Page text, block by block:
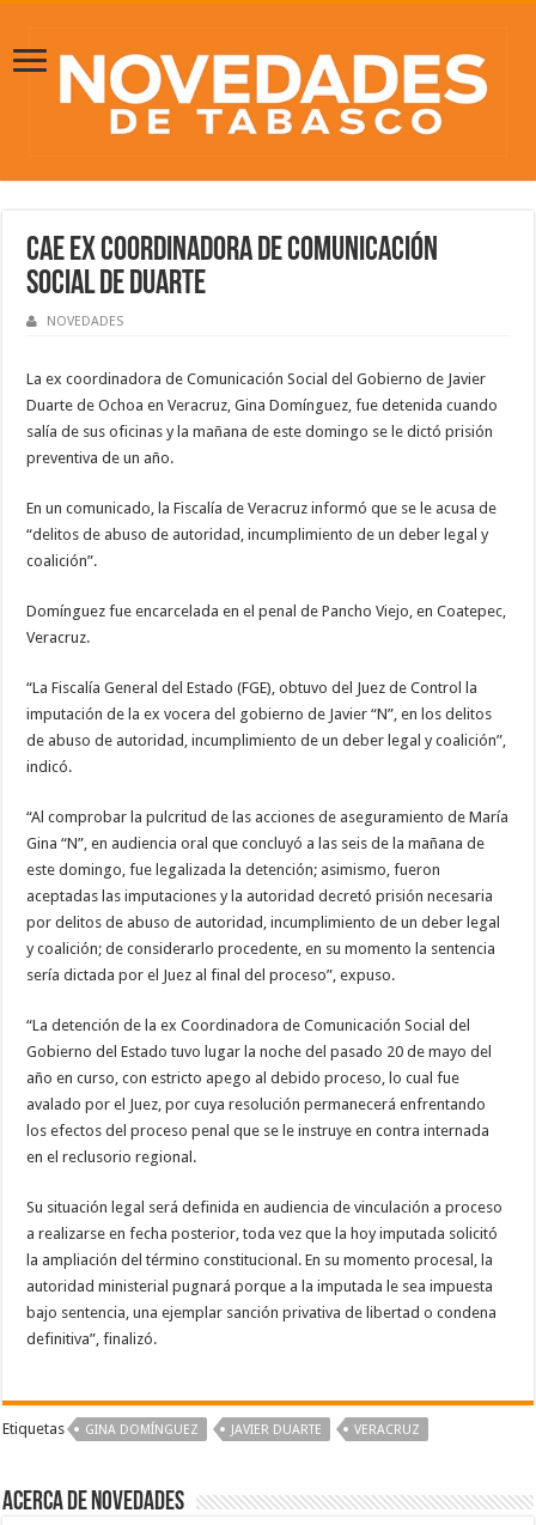
Cae ex coordinadora de Comunicación
Social de Duarte
NOVEDADES
La ex coordinadora de Comunicación Social del Gobierno de Javier
Duarte de Ochoa en Veracruz, Gina Domínguez, fue detenida cuando
salía de sus oficinas y la mañana de este domingo se le dictó prisión
preventiva de un año.
En un comunicado, la Fiscalía de Veracruz informó que se le acusa de
“delitos de abuso de autoridad, incumplimiento de un deber legal y
coalición”.
Domínguez fue encarcelada en el penal de Pancho Viejo, en Coatepec,
Veracruz.
“La Fiscalía General del Estado (FGE), obtuvo del Juez de Control la
imputación de la ex vocera del gobierno de Javier “N”, en los delitos
de abuso de autoridad, incumplimiento de un deber legal y coalición”,
indicó.
“Al comprobar la pulcritud de las acciones de aseguramiento de María
Gina “N”, en audiencia oral que concluyó a las seis de la mañana de
este domingo, fue legalizada la detención; asimismo, fueron
aceptadas las imputaciones y la autoridad decretó prisión necesaria
por delitos de abuso de autoridad, incumplimiento de un deber legal
y coalición; de considerarlo procedente, en su momento la sentencia
sería dictada por el Juez al final del proceso”, expuso.
“La detención de la ex Coordinadora de Comunicación Social del
Gobierno del Estado tuvo lugar la noche del pasado 20 de mayo del
año en curso, con estricto apego al debido proceso, lo cual fue
avalado por el Juez, por cuya resolución permanecerá enfrentando
los efectos del proceso penal que se le instruye en contra internada
en el reclusorio regional.
Su situación legal será definida en audiencia de vinculación a proceso
a realizarse en fecha posterior, toda vez que la hoy imputada solicitó
la ampliación del término constitucional. En su momento procesal, la
autoridad ministerial pugnará porque a la imputada le sea impuesta
bajo sentencia, una ejemplar sanción privativa de libertad o condena
definitiva”, finalizó.
Etiquetas GINA DOMÍNGUEZ JAVIER DUARTE VERACRUZ
Acerca de NOVEDADES